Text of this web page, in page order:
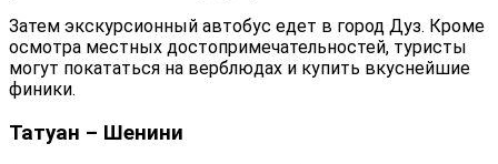
Затем экскурсионный автобус едет в город Дуз. Кроме
осмотра местных достопримечательностей, туристы
могут покататься на верблюдах и купить вкуснейшие
финики.
Татуан – Шенини